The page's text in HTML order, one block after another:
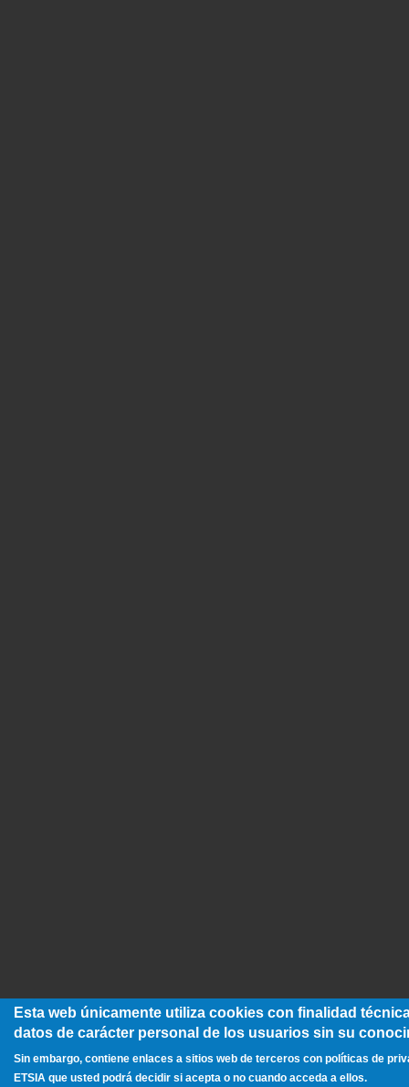
Esta web únicamente utiliza cookies con finalidad
datos de carácter personal de los usuarios sin su
Sin embargo, contiene enlaces a sitios web de terceros con políticas de
ETSIA que usted podrá decidir si acepta o no cuando acceda a ellos.